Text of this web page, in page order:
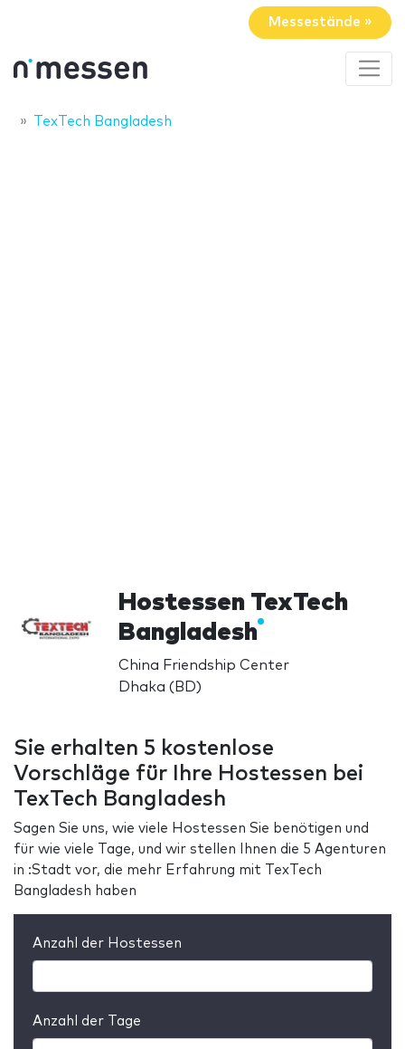
Messestände »
TexTech Bangladesh
Hostessen TexTech
Bangladesh
China Friendship Center
Dhaka (BD)
Sie erhalten 5 kostenlose
Vorschläge für Ihre Hostessen bei
TexTech Bangladesh
Sagen Sie uns, wie viele Hostessen Sie benötigen und
für wie viele Tage, und wir stellen Ihnen die 5 Agenturen
in :Stadt vor, die mehr Erfahrung mit TexTech
Bangladesh haben
Anzahl der Hostessen
Anzahl der Tage